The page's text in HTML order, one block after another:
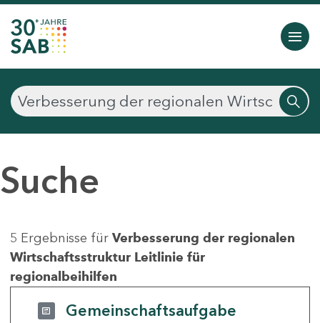
Suche
5 Ergebnisse für Verbesserung der regionalen
Wirtschaftsstruktur Leitlinie für
regionalbeihilfen
Gemeinschaftsaufgabe